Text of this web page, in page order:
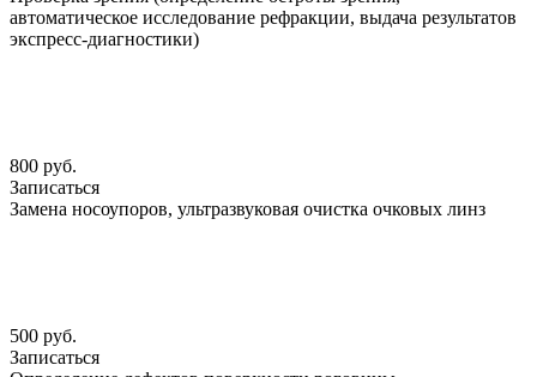
автоматическое исследование рефракции, выдача результатов
экспресс-диагностики)
800 руб.
Записаться
Замена носоупоров, ультразвуковая очистка очковых линз
500 руб.
Записаться